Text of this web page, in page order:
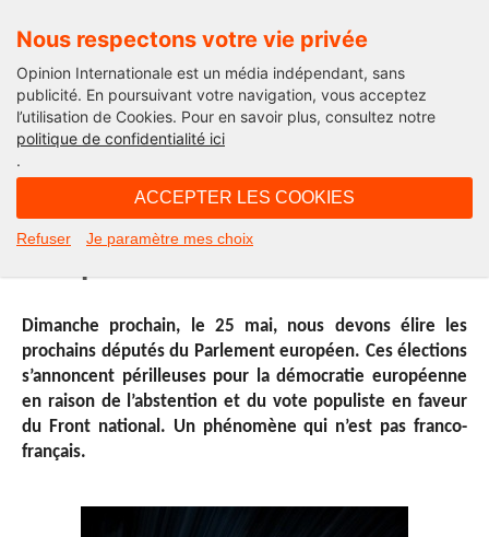
Nous respectons votre vie privée
Opinion Internationale est un média indépendant, sans
publicité. En poursuivant votre navigation, vous acceptez
l’utilisation de Cookies. Pour en savoir plus, consultez notre
politique de confidentialité ici
.
ACCEPTER LES COOKIES
Refuser Je paramètre mes choix
Europes
Pour un Front citoyen aux élections
Dimanche prochain, le 25 mai, nous devons élire les
prochains députés du Parlement européen. Ces élections
s’annoncent périlleuses pour la démocratie européenne
en raison de l’abstention et du vote populiste en faveur
du Front national. Un phénomène qui n’est pas franco-
français.